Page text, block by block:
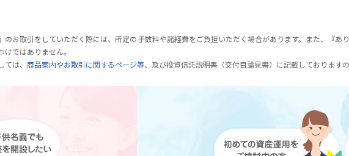
お取引をしていただく際には、所定の手数料や諸経費をご負担いただく場合があります。また、『あ
ではありません。
は、 商品案内やお取引に関するページ等、及び投資信託説明書（交付目論見書）に記載しております